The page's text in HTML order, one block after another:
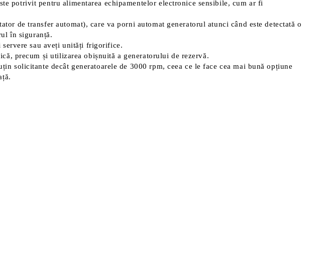
potrivit pentru alimentarea echipamentelor electronice sensibile, cum ar fi
de transfer automat), care va porni automat generatorul atunci când este detectată o
în siguranță.
servere sau aveți unități frigorifice.
precum și utilizarea obișnuită a generatorului de rezervă.
solicitante decât generatoarele de 3000 rpm, ceea ce le face cea mai bună opțiune